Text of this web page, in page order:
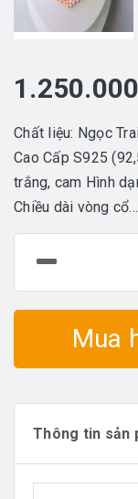
Chất liệu: Ngọc
Cao Cấp S925
trắng, cam Hình
Chiều dài vòng cổ...
Mua
Thông tin sản